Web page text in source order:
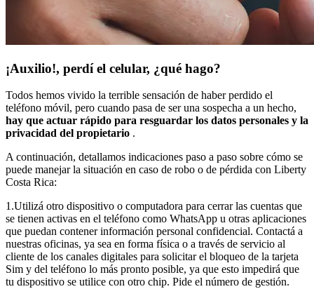
¡Auxilio!, perdí el celular, ¿qué hago?
Todos hemos vivido la terrible sensación de haber perdido el
teléfono móvil, pero cuando pasa de ser una sospecha a un hecho,
hay que actuar rápido para resguardar los datos personales y la
privacidad del propietario .
A continuación, detallamos indicaciones paso a paso sobre cómo se
puede manejar la situación en caso de robo o de pérdida con Liberty
Costa Rica:
1.Utilizá otro dispositivo o computadora para cerrar las cuentas que
se tienen activas en el teléfono como WhatsApp u otras aplicaciones
que puedan contener información personal confidencial. Contactá a
nuestras oficinas, ya sea en forma física o a través de servicio al
cliente de los canales digitales para solicitar el bloqueo de la tarjeta
Sim y del teléfono lo más pronto posible, ya que esto impedirá que
tu dispositivo se utilice con otro chip. Pide el número de gestión.